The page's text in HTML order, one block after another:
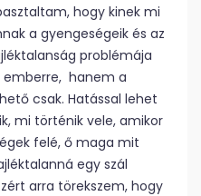
hogy kinek mi
a gyengeségeik és az
problémája
hanem a
csak. Hatással lehet
mi történik vele, amikor
felé, ő maga mit
egy szál
arra törekszem, hogy